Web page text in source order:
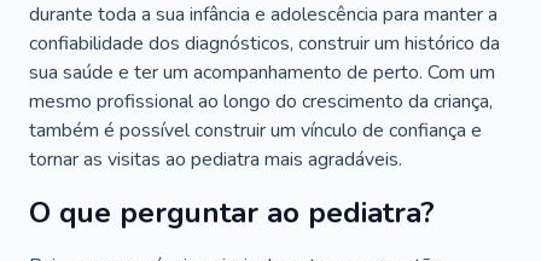
durante toda a sua infância e adolescência para manter a
confiabilidade dos diagnósticos, construir um histórico da
sua saúde e ter um acompanhamento de perto. Com um
mesmo profissional ao longo do crescimento da criança,
também é possível construir um vínculo de confiança e
tornar as visitas ao pediatra mais agradáveis.
O que perguntar ao pediatra?